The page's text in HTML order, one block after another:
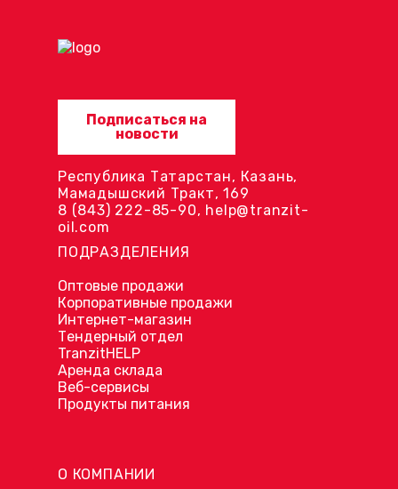
Подписаться на
новости
Республика Татарстан, Казань,
Мамадышский Тракт, 169
8 (843) 222-85-90, help@tranzit-
oil.com
ПОДРАЗДЕЛЕНИЯ
Оптовые продажи
Корпоративные продажи
Интернет-магазин
Тендерный отдел
TranzitHELP
Аренда склада
Веб-сервисы
Продукты питания
О КОМПАНИИ